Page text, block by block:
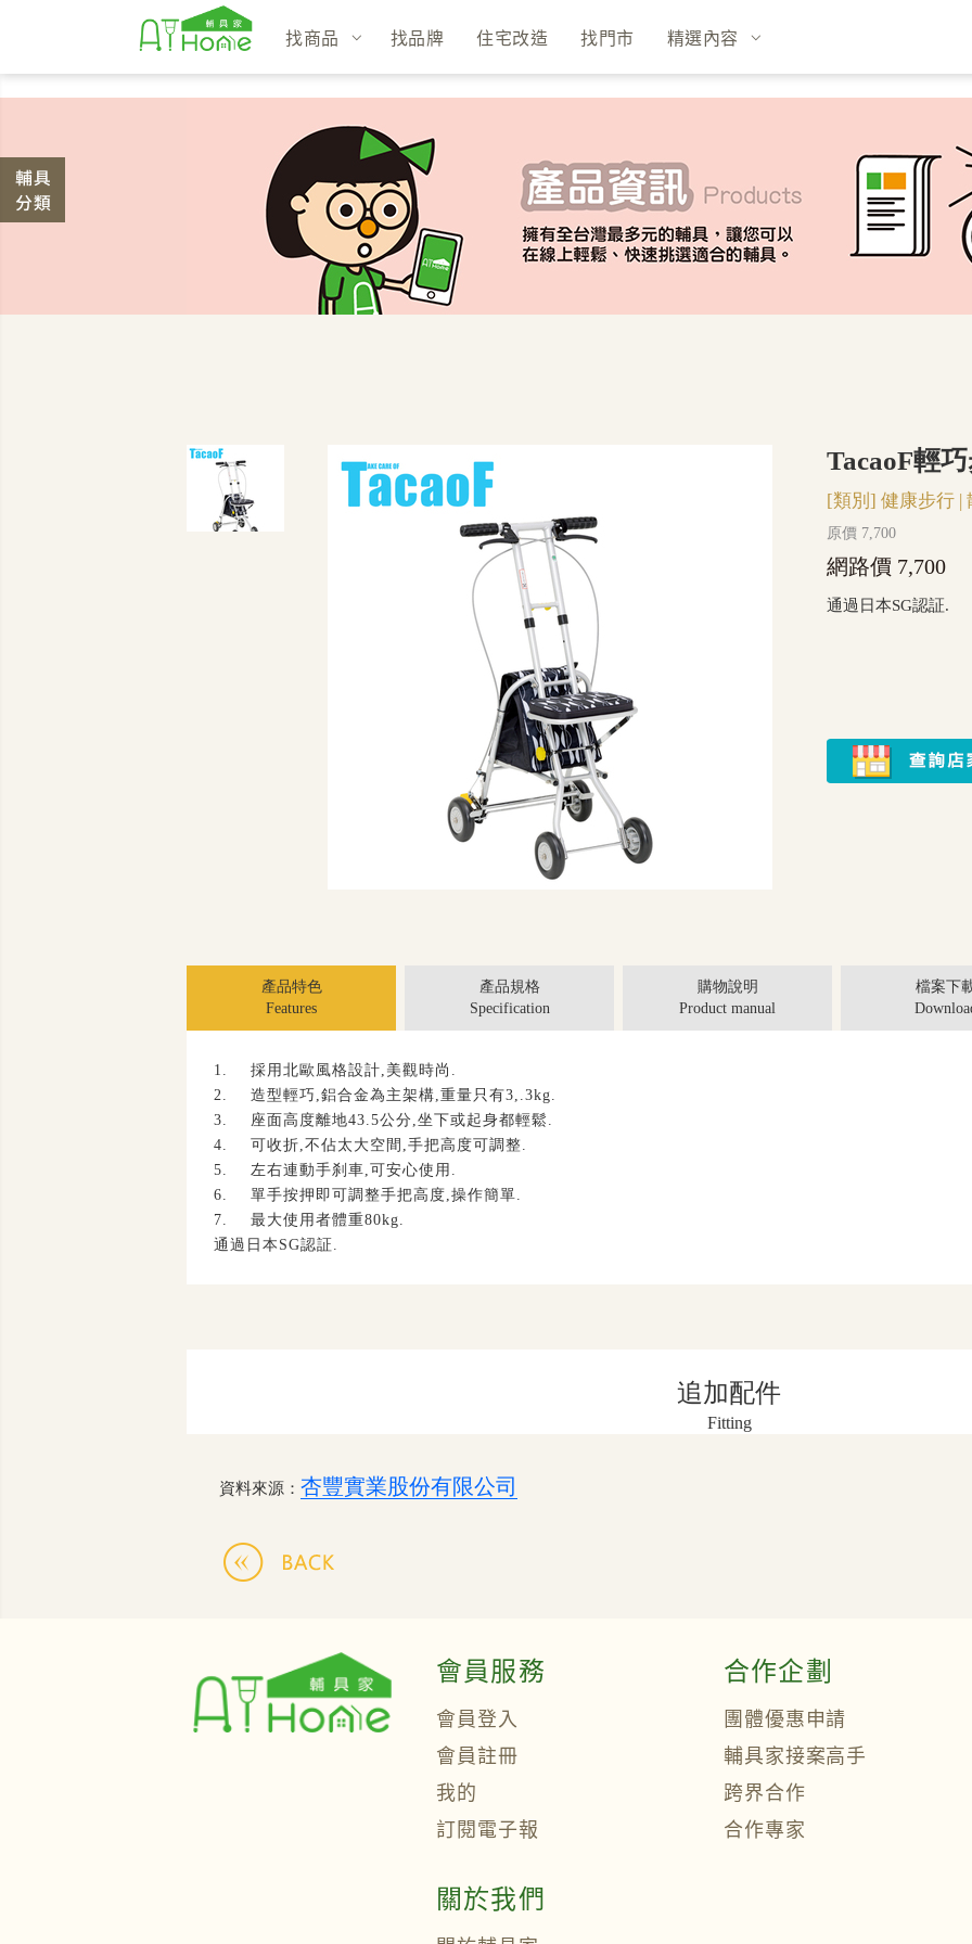
找商品 找品牌 住宅改造 找門市 精選內容
TacaoF輕
[類別] 健康步行 |
原價 7,700
網路價 7,700
通過日本SG認証.
產品特色
Features
產品規格
Specification
購物說明
Product manual
檔案下
1. 採用北歐風格設計, 美觀時尚 .
2.
造型輕巧 ,鋁合金為主架構,重量只有3,.3kg.
3.
座面高度離地43.5公分,坐下或起身都輕鬆 .
4.
可收折,不佔太大空間 ,手把高度可調整.
5.
左右連動手刹車,可安心使用 .
6.
單手按押即可調整手把高度,操作簡單.
7.
最大使用者體重80kg.
通過日本 SG認証 .
追加配件
Fitting
資料來源： 杏豐實業股份有限公司
會員服務
會員登入
會員註冊
我的
訂閱電子報
合作企劃
團體優惠申請
輔具家接案高手
跨界合作
合作專家
關於我們